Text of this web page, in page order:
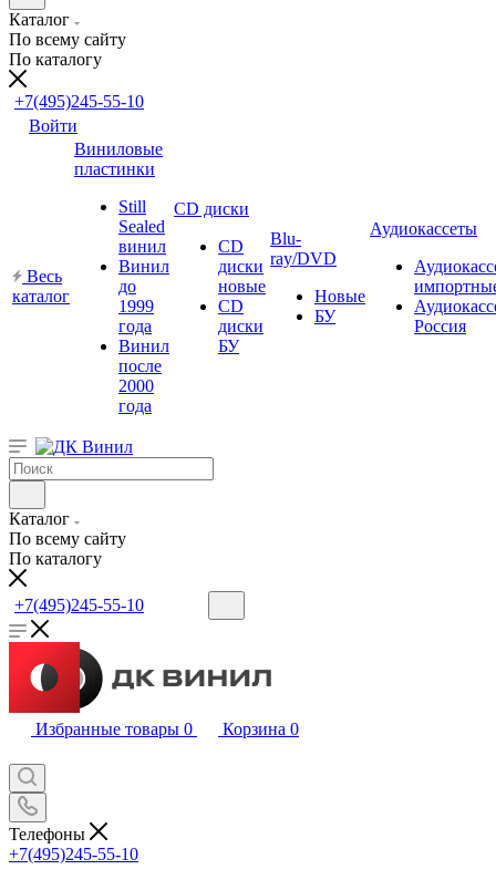
Каталог
По всему сайту
По каталогу
+7(495)245-55-10
Войти
Весь
каталог
Виниловые
пластинки
Still
Sealed
винил
Винил
до
1999
года
Винил
после
2000
года
CD диски
CD
диски
новые
CD
диски
БУ
Blu-
ray/DVD
Новые
БУ
Аудиокассеты
Россия
Каталог
По всему сайту
По каталогу
+7(495)245-55-10
Избранные товары 0 Корзина 0
Телефоны
+7(495)245-55-10